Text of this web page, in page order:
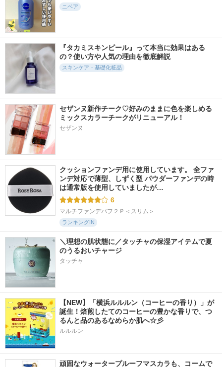
5.8
748件
アトバリア365 ハイ
ドロスーディングク
リーム
AESTURA
ニベア２ＷＡＹ美容
洗顔ＡＣ
ニベア
ビトアス マイパー
フェクション Ⅰ しっ
とり
5.2
11698件
PDRN ヒアルロン酸
100 セラム
Anua ベネフィーク Eucerin
ニベア
『タカミスキンピール』って本当に効果はある
の？使い方や人気の理由を徹底解説
スキンケア・基礎化粧品
セザンヌ新作チーク♡好みのままに色を楽しめる
ミックスカラーチークがリニューアル！
セザンヌ
クッションファンデ用に使用しています。 全ファ
ンデ対応で薄型、しずく型 パウダーファンデの時
は通常版を使用していましたが…
6
マルチファンデパフ２Ｐ＜スリム＞
ランキングIN
＼理想の肌状態に／タッチャの保湿アイテムで夏
のうるおいチャージ
タッチャ
【NEW】「横浜ルルルン（コーヒーの香り）」が
誕生！焙煎したてのコーヒーの豊かな香りで、つ
るんと品のあるなめらか肌へ☆彡
ルルルン
頑固なウォータープルーフマスカラも、コームで